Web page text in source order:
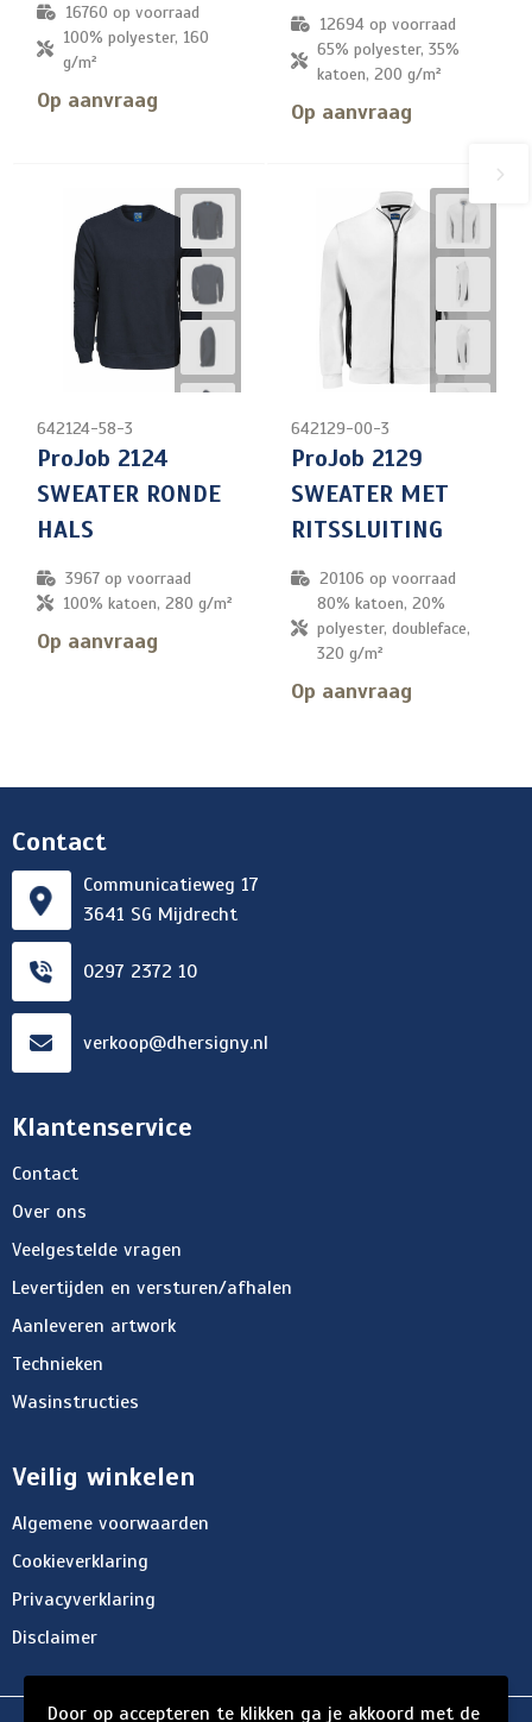
16760 op voorraad
100% polyester, 160
g/m²
Op aanvraag
12694 op voorraad
65% polyester, 35%
katoen, 200 g/m²
Op aanvraag
642124-58-3
ProJob 2124
SWEATER RONDE
HALS
3967op voorraad
100% katoen, 280 g/m²
Op aanvraag
642129-00-3
ProJob 2129
SWEATER MET
RITSSLUITING
20106 op voorraad
80% katoen, 20%
polyester, doubleface,
320 g/m²
Op aanvraag
Contact
Communicatieweg 17
3641 SG Mijdrecht
0297 2372 10
verkoop@dhersigny.nl
Klantenservice
Contact
Over ons
Veelgestelde vragen
Levertijden en versturen/afhalen
Aanleveren artwork
Technieken
Wasinstructies
Veilig winkelen
Algemene voorwaarden
Cookieverklaring
Privacyverklaring
Disclaimer
Door op accepteren te klikken ga je akkoord met de